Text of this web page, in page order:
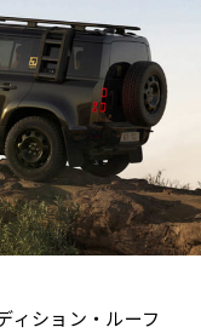
ィション・ルーフ